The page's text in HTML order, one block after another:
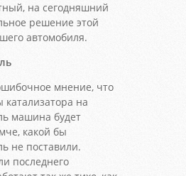
на сегодняшний
решение этой
автомобиля.
мнение, что
катализатора на
машина будет
какой бы
не поставили.
последнего